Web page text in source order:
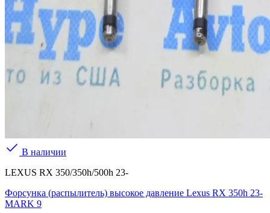
В наличии
LEXUS RX 350/350h/500h 23-
Форсунка (распылитель) высокое давление Lexus RX 350h 23-
MARK 9